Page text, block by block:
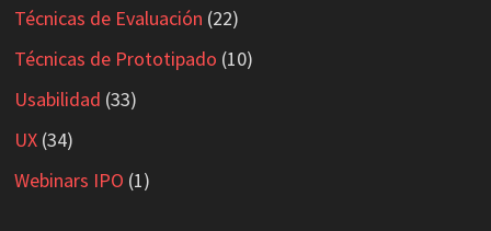
Técnicas de Evaluación (22)
Técnicas de Prototipado (10)
Usabilidad (33)
UX(34)
Webinars IPO (1)